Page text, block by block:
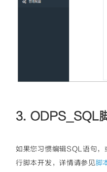
3. ODPS_SQL
如果您习惯编辑SQL语句
行脚本开发，详情请参见脚